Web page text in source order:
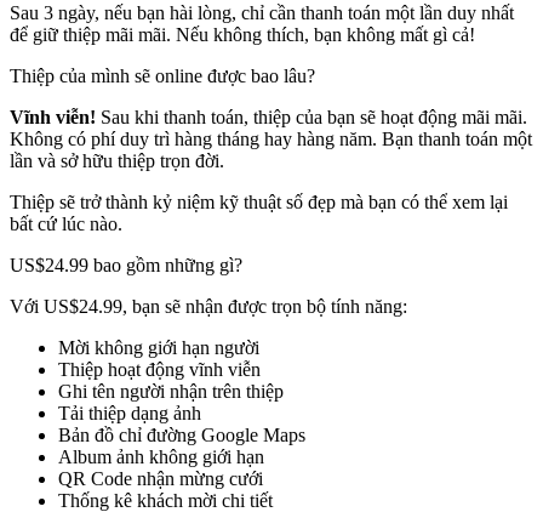
Sau 3 ngày, nếu bạn hài lòng, chỉ cần thanh toán một lần duy nhất
để giữ thiệp mãi mãi. Nếu không thích, bạn không mất gì cả!
Thiệp của mình sẽ online được bao lâu?
Vĩnh viễn! Sau khi thanh toán, thiệp của bạn sẽ hoạt động mãi mãi.
Không có phí duy trì hàng tháng hay hàng năm. Bạn thanh toán một
lần và sở hữu thiệp trọn đời.
Thiệp sẽ trở thành kỷ niệm kỹ thuật số đẹp mà bạn có thể xem lại
bất cứ lúc nào.
US$24.99 bao gồm những gì?
Với US$24.99, bạn sẽ nhận được trọn bộ tính năng:
Mời không giới hạn người
Thiệp hoạt động vĩnh viễn
Ghi tên người nhận trên thiệp
Tải thiệp dạng ảnh
Bản đồ chỉ đường Google Maps
Album ảnh không giới hạn
QR Code nhận mừng cưới
Thống kê khách mời chi tiết